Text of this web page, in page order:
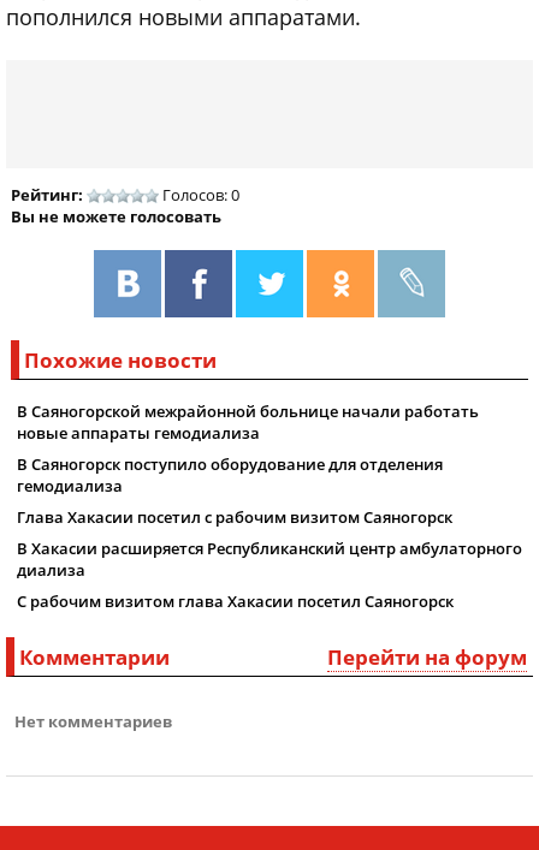
пополнился новыми аппаратами.
Рейтинг:
Голосов: 0
Вы не можете голосовать
Похожие новости
В Саяногорской межрайонной больнице начали работать
новые аппараты гемодиализа
В Саяногорск поступило оборудование для отделения
гемодиализа
Глава Хакасии посетил с рабочим визитом Саяногорск
В Хакасии расширяется Республиканский центр амбулаторного
диализа
С рабочим визитом глава Хакасии посетил Саяногорск
Перейти на форум
Комментарии
Нет комментариев